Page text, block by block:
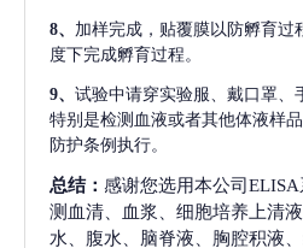
8、 加样完成，贴覆膜以防孵育过
度下完成孵育过程。
9、 试验中请穿实验服、戴口罩、
特别是检测血液或者其他体液样
防护条例执行。
总结： 感谢您选用本公司
测血清、血浆、细胞培养上清
水、腹水、脑脊液、胸腔积液